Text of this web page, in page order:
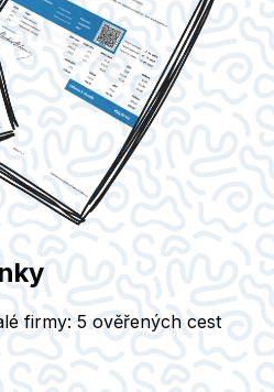
firmy: 5 ověřených cest